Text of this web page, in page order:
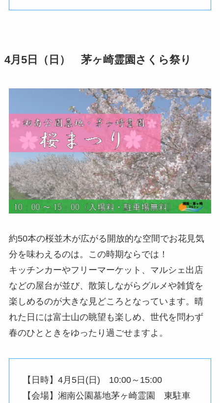
4月5日（日） 茅ヶ崎霊園さくら祭り
約50本の桜並木が広がる開放的な空間でお花見気
分を味わえるのは。この時期ならでは！
キッチンカーやフリーマーケット、マルシェ出店
などの屋台が並び、散策しながらグルメや雑貨を
楽しめるのが大きな見どころとなっています。晴
れた日には富士山の眺望も楽しめ、世代を問わず
春のひとときをゆったり過ごせますよ。
【日時】4月5日(日) 10:00～15:00
【会場】湘南公園墓地茅ヶ崎霊園 東駐車